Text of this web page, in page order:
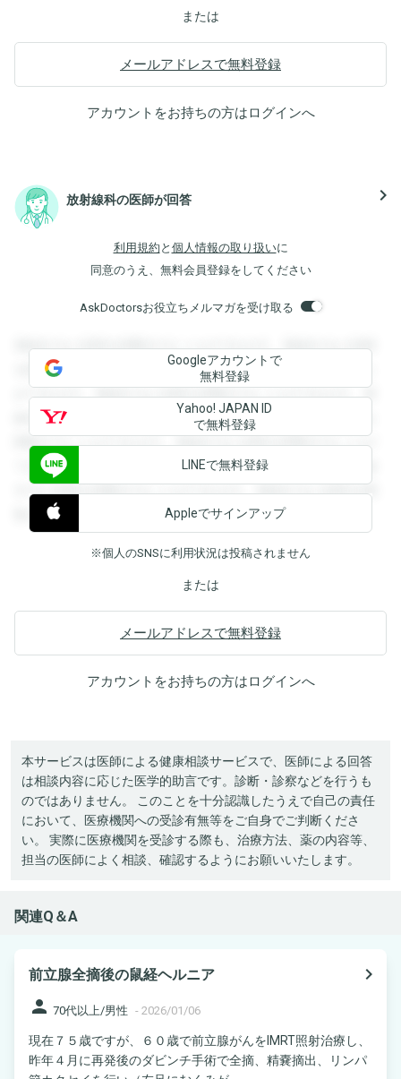
または
メールアドレスで無料登録
アカウントをお持ちの方はログインへ
放射線科の医師が回答 navigate_next
利用規約 と 個人情報の取り扱いに
同意のうえ、無料会員登録をしてください
AskDoctorsお役立ちメルマガを受け取る
登録すると回答を閲覧することができます。登録すると回答
を閲覧することができます。登録すると回答を閲覧すること
ができます。登録すると回答を閲覧することができます。登
録すると回答を閲覧することができます。登録すると回答を
閲覧することができます。登録すると回答を閲覧することが
できます。登録すると回答を閲覧することができます。登録
すると回答を閲覧することができます。登録すると回答を閲
覧することができます。
Googleアカウントで
無料登録
Yahoo! JAPAN ID
で無料登録
LINEで無料登録
Appleでサインアップ
※個人のSNSに利用状況は投稿されません
または
メールアドレスで無料登録
アカウントをお持ちの方はログインへ
本サービスは医師による健康相談サービスで、医師による回答
は相談内容に応じた医学的助言です。診断・診察などを行うも
のではありません。 このことを十分認識したうえで自己の責任
において、医療機関への受診有無等をご自身でご判断くださ
い。 実際に医療機関を受診する際も、治療方法、薬の内容等、
担当の医師によく相談、確認するようにお願いいたします。
関連Q＆A
前立腺全摘後の鼠経ヘルニア
navigate_next
person 70代以上/男性 - 2026/01/06
現在７５歳ですが、６０歳で前立腺がんをIMRT照射治療し、
昨年４月に再発後のダビンチ手術で全摘、精嚢摘出、リンパ